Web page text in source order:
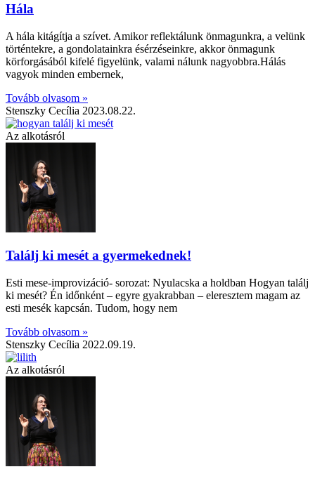
Hála
A hála kitágítja a szívet. Amikor reflektálunk önmagunkra, a velünk
történtekre, a gondolatainkra ésérzéseinkre, akkor önmagunk
körforgásából kifelé figyelünk, valami nálunk nagyobbra.Hálás
vagyok minden embernek,
Tovább olvasom »
Stenszky Cecília 2023.08.22.
Az alkotásról
Találj ki mesét a gyermekednek!
Esti mese-improvizáció- sorozat: Nyulacska a holdban Hogyan találj
ki mesét? Én időnként – egyre gyakrabban – eleresztem magam az
esti mesék kapcsán. Tudom, hogy nem
Tovább olvasom »
Stenszky Cecília 2022.09.19.
Az alkotásról